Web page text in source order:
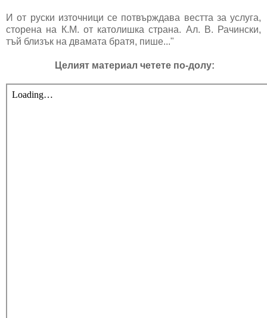
И от руски източници се потвърждава вестта за услуга,
сторена на К.М. от католишка страна. Ал. В. Рачински,
тъй близък на двамата братя, пише..."
Целият материал четете по-долу: